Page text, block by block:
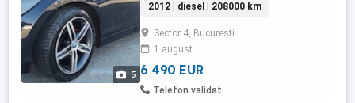
5
Euro 5 Dotari : Navigatie Trapa electrica
Dublu climatronic Jante 17 cu anvelope
vara noi Computer bord Pilot automat cu
functie de limitare Senzori de parcare
Senzori de lumini si ...
2012 | diesel | 208000 km
Sector 4, Bucuresti
1 august
6 490 EUR
Telefon validat